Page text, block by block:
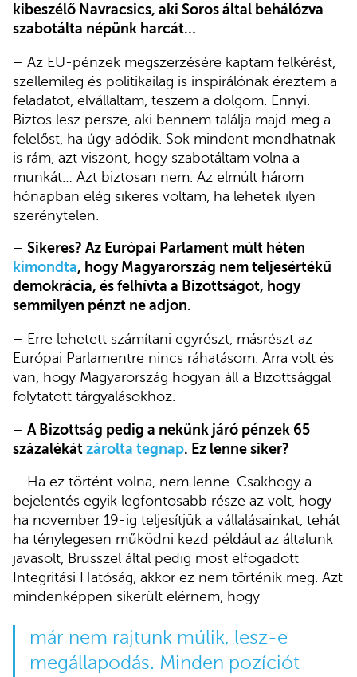
kibeszélő Navracsics, aki Soros által behálózva
szabotálta népünk harcát…
– Az EU-pénzek megszerzésére kaptam felkérést,
szellemileg és politikailag is inspirálónak éreztem a
feladatot, elvállaltam, teszem a dolgom. Ennyi.
Biztos lesz persze, aki bennem találja majd meg a
felelőst, ha úgy adódik. Sok mindent mondhatnak
is rám, azt viszont, hogy szabotáltam volna a
munkát… Azt biztosan nem. Az elmúlt három
hónapban elég sikeres voltam, ha lehetek ilyen
szerénytelen.
– Sikeres? Az Európai Parlament múlt héten
kimondta, hogy Magyarország nem teljesértékű
demokrácia, és felhívta a Bizottságot, hogy
semmilyen pénzt ne adjon.
– Erre lehetett számítani egyrészt, másrészt az
Európai Parlamentre nincs ráhatásom. Arra volt és
van, hogy Magyarország hogyan áll a Bizottsággal
folytatott tárgyalásokhoz.
– A Bizottság pedig a nekünk járó pénzek 65
százalékát zárolta tegnap. Ez lenne siker?
– Ha ez történt volna, nem lenne. Csakhogy a
bejelentés egyik legfontosabb része az volt, hogy
ha november 19-ig teljesítjük a vállalásainkat, tehát
ha ténylegesen működni kezd például az általunk
javasolt, Brüsszel által pedig most elfogadott
Integritási Hatóság, akkor ez nem történik meg. Azt
mindenképpen sikerült elérnem, hogy
már nem rajtunk múlik, lesz-e
megállapodás. Minden pozíciót